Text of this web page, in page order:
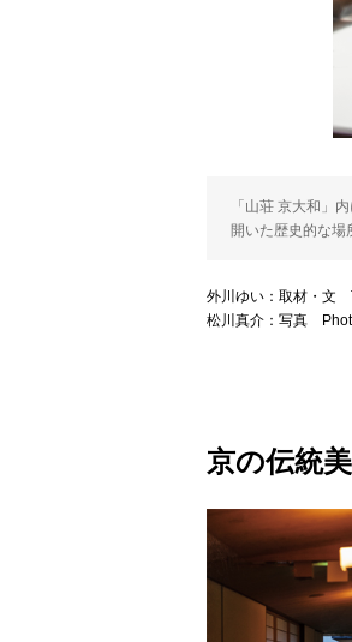
「山荘 京大和」
開いた歴史的な場
外川ゆい：取材・文
松川真介：写真
京の伝統